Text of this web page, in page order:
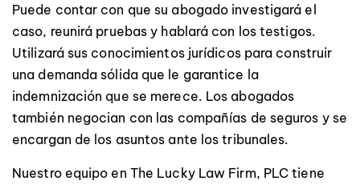
Puede contar con que su abogado investigará el
caso, reunirá pruebas y hablará con los testigos.
Utilizará sus conocimientos jurídicos para construir
una demanda sólida que le garantice la
indemnización que se merece. Los abogados
también negocian con las compañías de seguros y se
encargan de los asuntos ante los tribunales.
Nuestro equipo en The Lucky Law Firm, PLC tiene